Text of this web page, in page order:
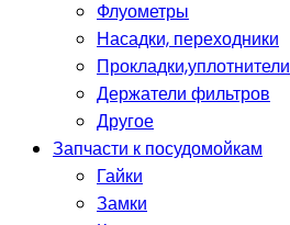
Флуометры
Насадки, переходники
Прокладки,уплотнители
Держатели фильтров
Другое
Запчасти к посудомойкам
Гайки
Замки